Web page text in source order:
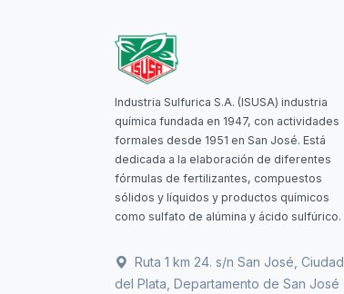
Industria Sulfurica S.A. (ISUSA) industria
química fundada en 1947, con actividades
formales desde 1951 en San José. Está
dedicada a la elaboración de diferentes
fórmulas de fertilizantes, compuestos
sólidos y líquidos y productos químicos
como sulfato de alúmina y ácido sulfúrico.
Ruta 1 km 24. s/n San José, Ciudad
del Plata, Departamento de San José